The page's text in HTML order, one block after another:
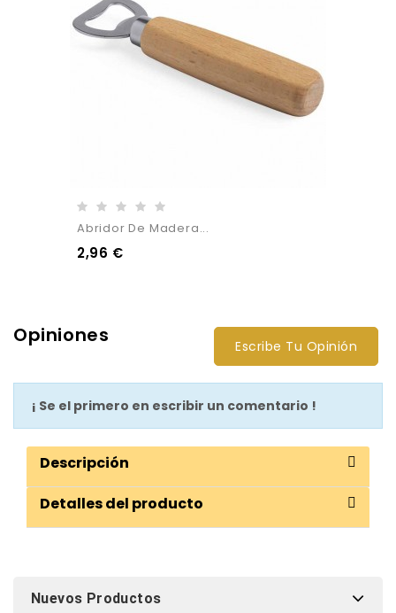
Abridor De Madera...
2,96 €
Opiniones Escribe Tu Opinión
¡ Se el primero en escribir un comentario !
Descripción
Detalles del producto
Nuevos Productos